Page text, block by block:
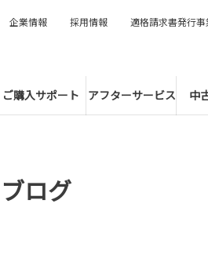
ご購入サポート アフターサービス 中
企業情報 採用情報 適格請求書発行
ログ